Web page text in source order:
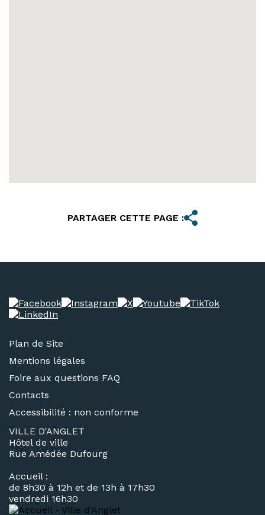
PARTAGER CETTE PAGE :
Plan de Site
Mentions légales
Foire aux questions FAQ
Contacts
Accessibilité : non conforme
VILLE D'ANGLET
Hôtel de ville
Rue Amédée Dufourg
Accueil :
de 8h30 à 12h et de 13h à 17h30
vendredi 16h30